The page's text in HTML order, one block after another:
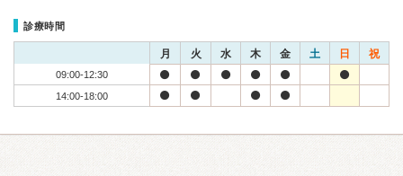
診療時間
月 火 水 木 金 土 日 祝
09:00-12:30
14:00-18:00